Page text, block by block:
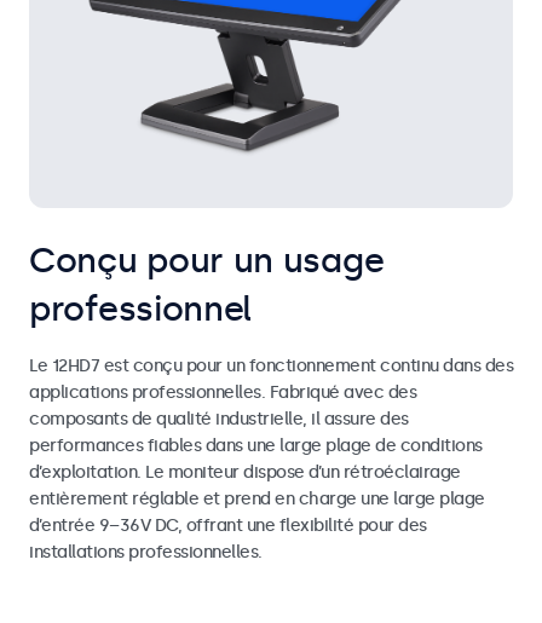
Conçu pour un usage
professionnel
Le 12HD7 est conçu pour un fonctionnement continu dans des
applications professionnelles. Fabriqué avec des
composants de qualité industrielle, il assure des
performances fiables dans une large plage de conditions
d’exploitation. Le moniteur dispose d’un rétroéclairage
entièrement réglable et prend en charge une large plage
d’entrée 9–36V DC, offrant une flexibilité pour des
installations professionnelles.